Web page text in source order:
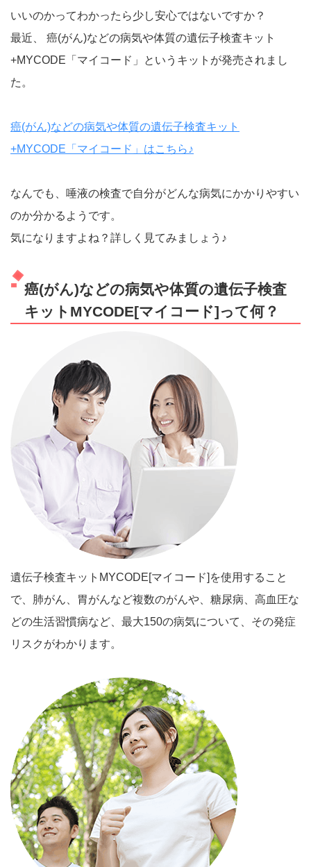
いいのかってわかったら少し安心ではないですか？
最近、 癌(がん)などの病気や体質の遺伝子検査キット
+MYCODE「マイコード」というキットが発売されまし
た。
癌(がん)などの病気や体質の遺伝子検査キット
+MYCODE「マイコード」はこちら♪
なんでも、唾液の検査で自分がどんな病気にかかりやすい
のか分かるようです。
気になりますよね？詳しく見てみましょう♪
癌(がん)などの病気や体質の遺伝子検査
キットMYCODE[マイコード]って何？
遺伝子検査キットMYCODE[マイコード]を使用すること
で、肺がん、胃がんなど複数のがんや、糖尿病、高血圧な
どの生活習慣病など、最大150の病気について、その発症
リスクがわかります。